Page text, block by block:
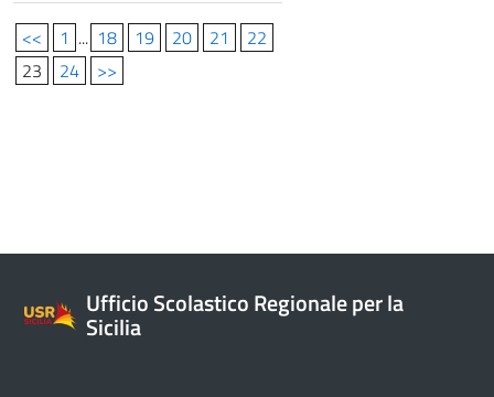
<< 1 ... 18 19 20 21
22
23
24 >>
Ufficio Scolastico Regionale per la
Sicilia